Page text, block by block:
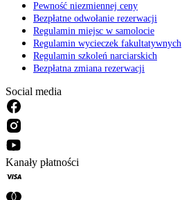
Pewność niezmiennej ceny
Bezpłatne odwołanie rezerwacji
Regulamin miejsc w samolocie
Regulamin wycieczek fakultatywnych
Regulamin szkoleń narciarskich
Bezpłatna zmiana rezerwacji
Social media
Kanały płatności